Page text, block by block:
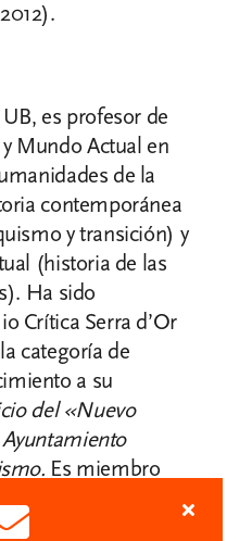
es profesor de
Mundo Actual en
de la
contemporánea
y transición) y
(historia de las
Ha sido
Crítica Serra d’Or
categoría de
a su
del«Nuevo
Es miembro